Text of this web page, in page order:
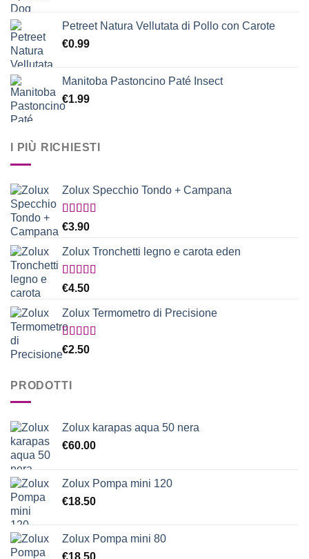
Petreet Natura Vellutata di Pollo con Carote
€0.99
Manitoba Pastoncino Paté Insect
€1.99
I PIÙ RICHIESTI
Zolux Specchio Tondo + Campana
Valutato
€3.90
Zolux Tronchetti legno e carota eden
Valutato
€4.50
Zolux Termometro di Precisione
Valutato
5.00
€2.50
PRODOTTI
Zolux karapas aqua 50 nera
€60.00
Zolux Pompa mini 120
€18.50
Zolux Pompa mini 80